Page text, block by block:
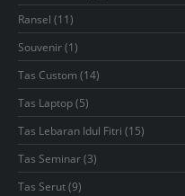
products
Ransel 1111
products
Souvenir 11
product
Tas Custom 1414
products
Tas Laptop 55
products
Tas Lebaran Idul Fitri 1515
products
Tas Seminar 33
products
Tas Serut 99